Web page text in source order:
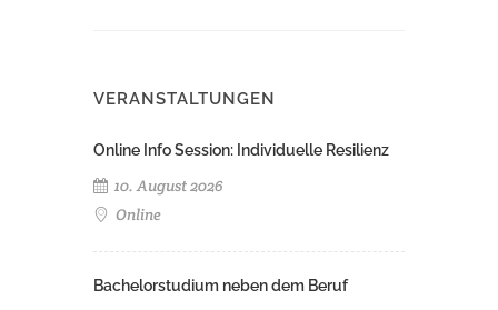
VERANSTALTUNGEN
Online Info Session: Individuelle Resilienz
10. August 2026
Online
Bachelorstudium neben dem Beruf